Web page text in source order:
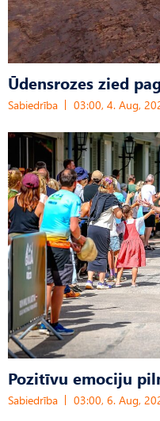
Ūdensrozes zied
Sabiedrība 03:00, 4. Aug,
Pozitīvu emociju
Sabiedrība 03:00, 6. Aug,